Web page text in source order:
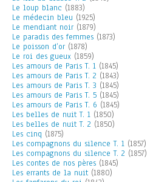
Le loup blanc (1883)
Le médecin bleu (1925)
Le mendiant noir (1879)
Le paradis des femmes (1873)
Le poisson d’or (1878)
Le roi des gueux (1859)
Les amours de Paris T. 1 (1845)
Les amours de Paris T. 2 (1843)
Les amours de Paris T. 3 (1845)
Les amours de Paris T. 5 (1845)
Les amours de Paris T. 6 (1845)
Les belles de nuit T. 1 (1850)
Les belles de nuit T. 2 (1850)
Les cinq (1875)
Les compagnons du silence T. 1 (1857)
Les compagnons du silence T. 2 (1857)
Les contes de nos pères (1845)
Les errants de la nuit (1880)